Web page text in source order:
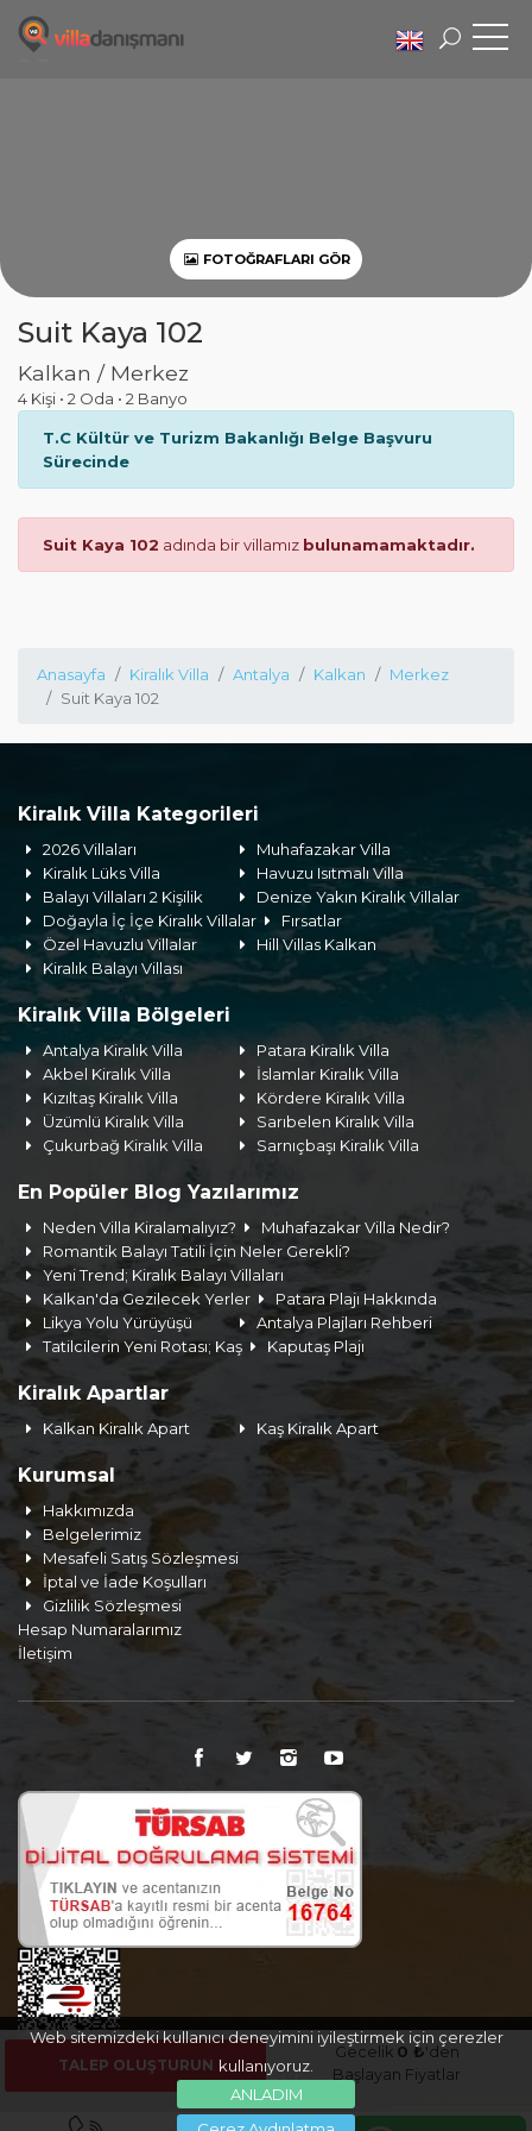
FOTOĞRAFLARI GÖR
Suit Kaya 102
Kalkan / Merkez
4 Kişi • 2 Oda • 2 Banyo
T.C Kültür ve Turizm Bakanlığı Belge Başvuru
Sürecinde
Suit Kaya 102 adında bir villamız bulunamamaktadır.
Anasayfa Kiralık Villa Antalya Kalkan
Merkez
Suit Kaya 102
Kiralık Villa Kategorileri
2026 Villaları
Muhafazakar Villa
Kiralık Lüks Villa
Havuzu Isıtmalı Villa
Balayı Villaları 2 Kişilik
Denize Yakın Kiralık Villalar
Doğayla İç İçe Kiralık Villalar
Fırsatlar
Özel Havuzlu Villalar
Hill Villas Kalkan
Kiralık Balayı Villası
Kiralık Villa Bölgeleri
Antalya Kiralık Villa
Patara Kiralık Villa
Akbel Kiralık Villa
İslamlar Kiralık Villa
Kızıltaş Kiralık Villa
Kördere Kiralık Villa
Üzümlü Kiralık Villa
Sarıbelen Kiralık Villa
Çukurbağ Kiralık Villa
Sarnıçbaşı Kiralık Villa
En Popüler Blog Yazılarımız
Neden Villa Kiralamalıyız?
Muhafazakar Villa Nedir?
Romantik Balayı Tatili İçin Neler Gerekli?
Yeni Trend; Kiralık Balayı Villaları
Kalkan'da Gezilecek Yerler
Patara Plajı Hakkında
Likya Yolu Yürüyüşü
Antalya Plajları Rehberi
Tatilcilerin Yeni Rotası; Kaş
Kaputaş Plajı
Kiralık Apartlar
Kalkan Kiralık Apart Kaş Kiralık Apart
Kurumsal
Hakkımızda
Belgelerimiz
Mesafeli Satış Sözleşmesi
İptal ve İade Koşulları
Gizlilik Sözleşmesi
Hesap Numaralarımız
İletişim
Web sitemizdeki kullanıcı deneyimini iyileştirmek için çerezler
kullanıyoruz.
ANLADIM
TALEP OLUŞTURUN
Gecelik 0 ₺'den
Başlayan Fiyatlar